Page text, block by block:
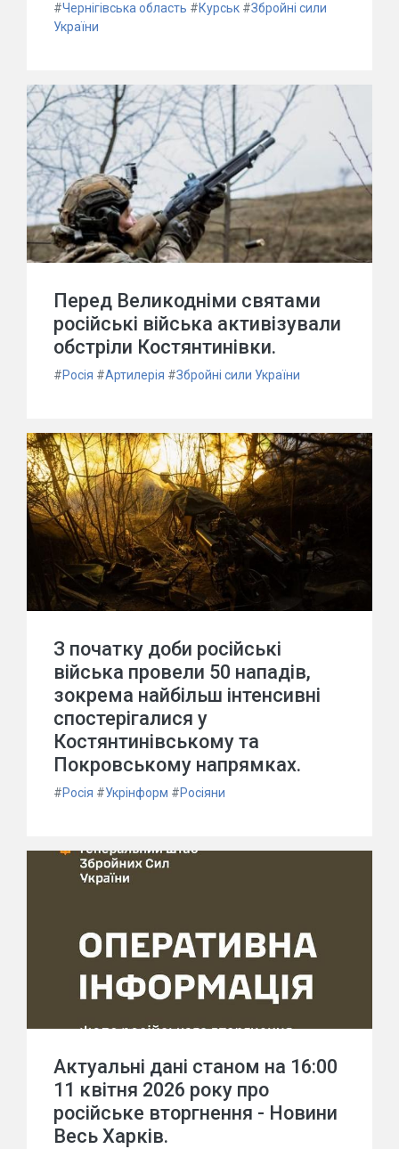
#Чернігівська область #Курськ #Збройні сили
України
Перед Великодніми святами
російські війська активізували
обстріли Костянтинівки.
#Росія #Артилерія #Збройні сили України
З початку доби російські
війська провели 50 нападів,
зокрема найбільш інтенсивні
спостерігалися у
Костянтинівському та
Покровському напрямках.
#Росія #Укрінформ #Росіяни
Актуальні дані станом на 16:00
11 квітня 2026 року про
російське вторгнення - Новини
Весь Харків.